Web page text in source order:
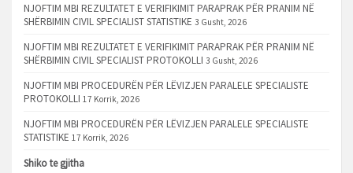
NJOFTIM MBI REZULTATET E VERIFIKIMIT PARAPRAK PËR PRANIM NË
SHËRBIMIN CIVIL SPECIALIST STATISTIKE 3 Gusht, 2026
NJOFTIM MBI REZULTATET E VERIFIKIMIT PARAPRAK PËR PRANIM NË
SHËRBIMIN CIVIL SPECIALIST PROTOKOLLI 3 Gusht, 2026
NJOFTIM MBI PROCEDURËN PËR LËVIZJEN PARALELE SPECIALISTE
PROTOKOLLI 17 Korrik, 2026
NJOFTIM MBI PROCEDURËN PËR LËVIZJEN PARALELE SPECIALISTE
STATISTIKE 17 Korrik, 2026
Shiko te gjitha